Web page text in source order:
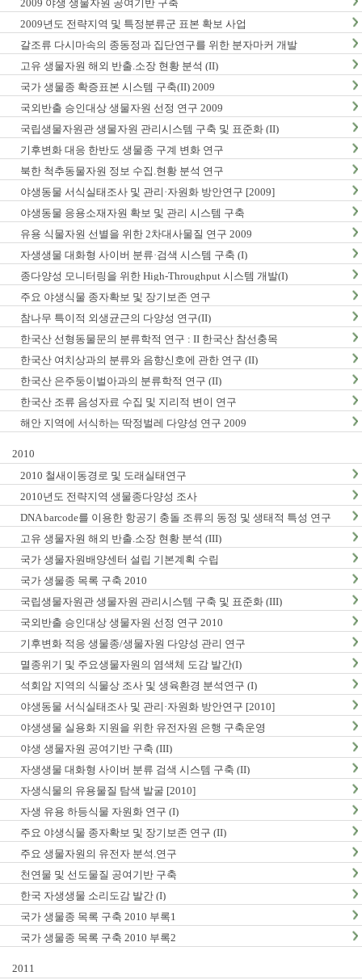
2009 야생 생물자원 공여기반 구축
2009년도 전략지역 및 특정분류군 표본 확보 사업
갈조류 다시마속의 종동정과 집단연구를 위한 분자마커 개발
고유 생물자원 해외 반출.소장 현황 분석 (II)
국가 생물종 확증표본 시스템 구축(II) 2009
국외반출 승인대상 생물자원 선정 연구 2009
국립생물자원관 생물자원 관리시스템 구축 및 표준화 (II)
기후변화 대응 한반도 생물종 구계 변화 연구
북한 척추동물자원 정보 수집.현황 분석 연구
야생동물 서식실태조사 및 관리·자원화 방안연구 [2009]
야생동물 응용소재자원 확보 및 관리 시스템 구축
유용 식물자원 선별을 위한 2차대사물질 연구 2009
자생생물 대화형 사이버 분류·검색 시스템 구축 (I)
종다양성 모니터링을 위한 High-Throughput 시스템 개발(I)
주요 야생식물 종자확보 및 장기보존 연구
참나무 특이적 외생균근의 다양성 연구(II)
한국산 선형동물문의 분류학적 연구 : II 한국산 참선충목
한국산 여치상과의 분류와 음향신호에 관한 연구 (II)
한국산 은주둥이벌아과의 분류학적 연구 (II)
한국산 조류 음성자료 수집 및 지리적 변이 연구
해안 지역에 서식하는 딱정벌레 다양성 연구 2009
2010
2010 철새이동경로 및 도래실태연구
2010년도 전략지역 생물종다양성 조사
DNA barcode를 이용한 항공기 충돌 조류의 동정 및 생태적 특성 연구
고유 생물자원 해외 반출.소장 현황 분석 (III)
국가 생물자원배양센터 설립 기본계획 수립
국가 생물종 목록 구축 2010
국립생물자원관 생물자원 관리시스템 구축 및 표준화 (III)
국외반출 승인대상 생물자원 선정 연구 2010
기후변화 적응 생물종/생물자원 다양성 관리 연구
멸종위기 및 주요생물자원의 염색체 도감 발간(I)
석회암 지역의 식물상 조사 및 생육환경 분석연구 (I)
야생동물 서식실태조사 및 관리·자원화 방안연구 [2010]
야생생물 실용화 지원을 위한 유전자원 은행 구축운영
야생 생물자원 공여기반 구축 (III)
자생생물 대화형 사이버 분류 검색 시스템 구축 (II)
자생식물의 유용물질 탐색 발굴 [2010]
자생 유용 하등식물 자원화 연구 (I)
주요 야생식물 종자확보 및 장기보존 연구 (II)
주요 생물자원의 유전자 분석.연구
천연물 및 선도물질 공여기반 구축
한국 자생생물 소리도감 발간 (I)
국가 생물종 목록 구축 2010 부록1
국가 생물종 목록 구축 2010 부록2
2011